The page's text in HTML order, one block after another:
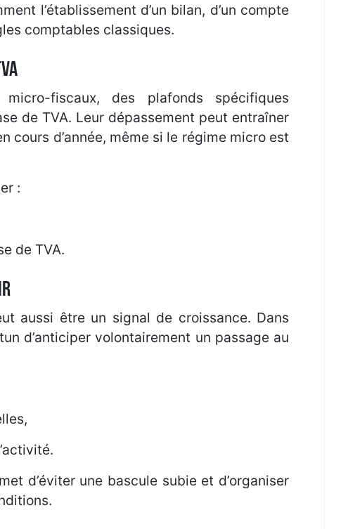
l’établissement d’un bilan, d’un compte
comptables classiques.
fiscaux, des plafonds spécifiques
de TVA. Leur dépassement peut entraîner
cours d’année, même si le régime micro est
:
de TVA.
aussi être un signal de croissance. Dans
d’anticiper volontairement un passage au
d’éviter une bascule subie et d’organiser